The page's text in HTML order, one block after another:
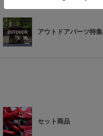
アウトドアパーツ特集
セット商品